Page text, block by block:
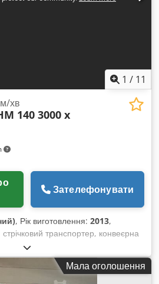
1 / 11
хв
140 3000 x
Зателефонувати
, Рік виготовлення: 2013,
транспортер, конвеєрна
плоский стрічковий конвеєр -
конвеєр на масивній опорній
- Модель: GL-HM 140 -
Мала оголошення